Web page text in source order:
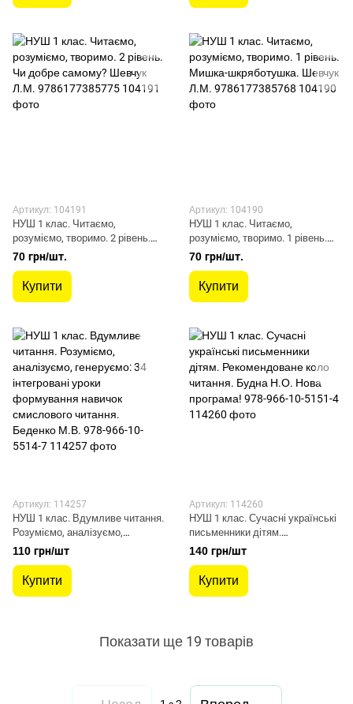
Артикул: 104191
НУШ 1 клас. Читаємо,
розуміємо, творимо. 2 рівень.
Чи добре самому? Шевчук Л.М.
9786177385775
70 грн/шт.
Купити
Артикул: 104190
НУШ 1 клас. Читаємо,
розуміємо, творимо. 1 рівень.
Мишка-шкряботушка. Шевчук
Л.М. 9786177385768
70 грн/шт.
Купити
Артикул: 114257
НУШ 1 клас. Вдумливе читання.
Розуміємо, аналізуємо,
генеруємо: 34 інтегровані уроки
формування навичок
смислового читання. Беденко
М.В. 978-966-10-5514-7
110 грн/шт
Купити
Артикул: 114260
НУШ 1 клас. Сучасні українські
письменники дітям.
Рекомендоване коло читання.
Будна Н.О. Нова програма! 978-
966-10-5151-4
140 грн/шт
Купити
Показати ще 19 товарів